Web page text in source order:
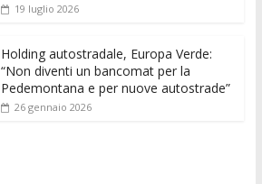
19 luglio 2026
Holding autostradale, Europa Verde:
“Non diventi un bancomat per la
Pedemontana e per nuove autostrade”
26 gennaio 2026